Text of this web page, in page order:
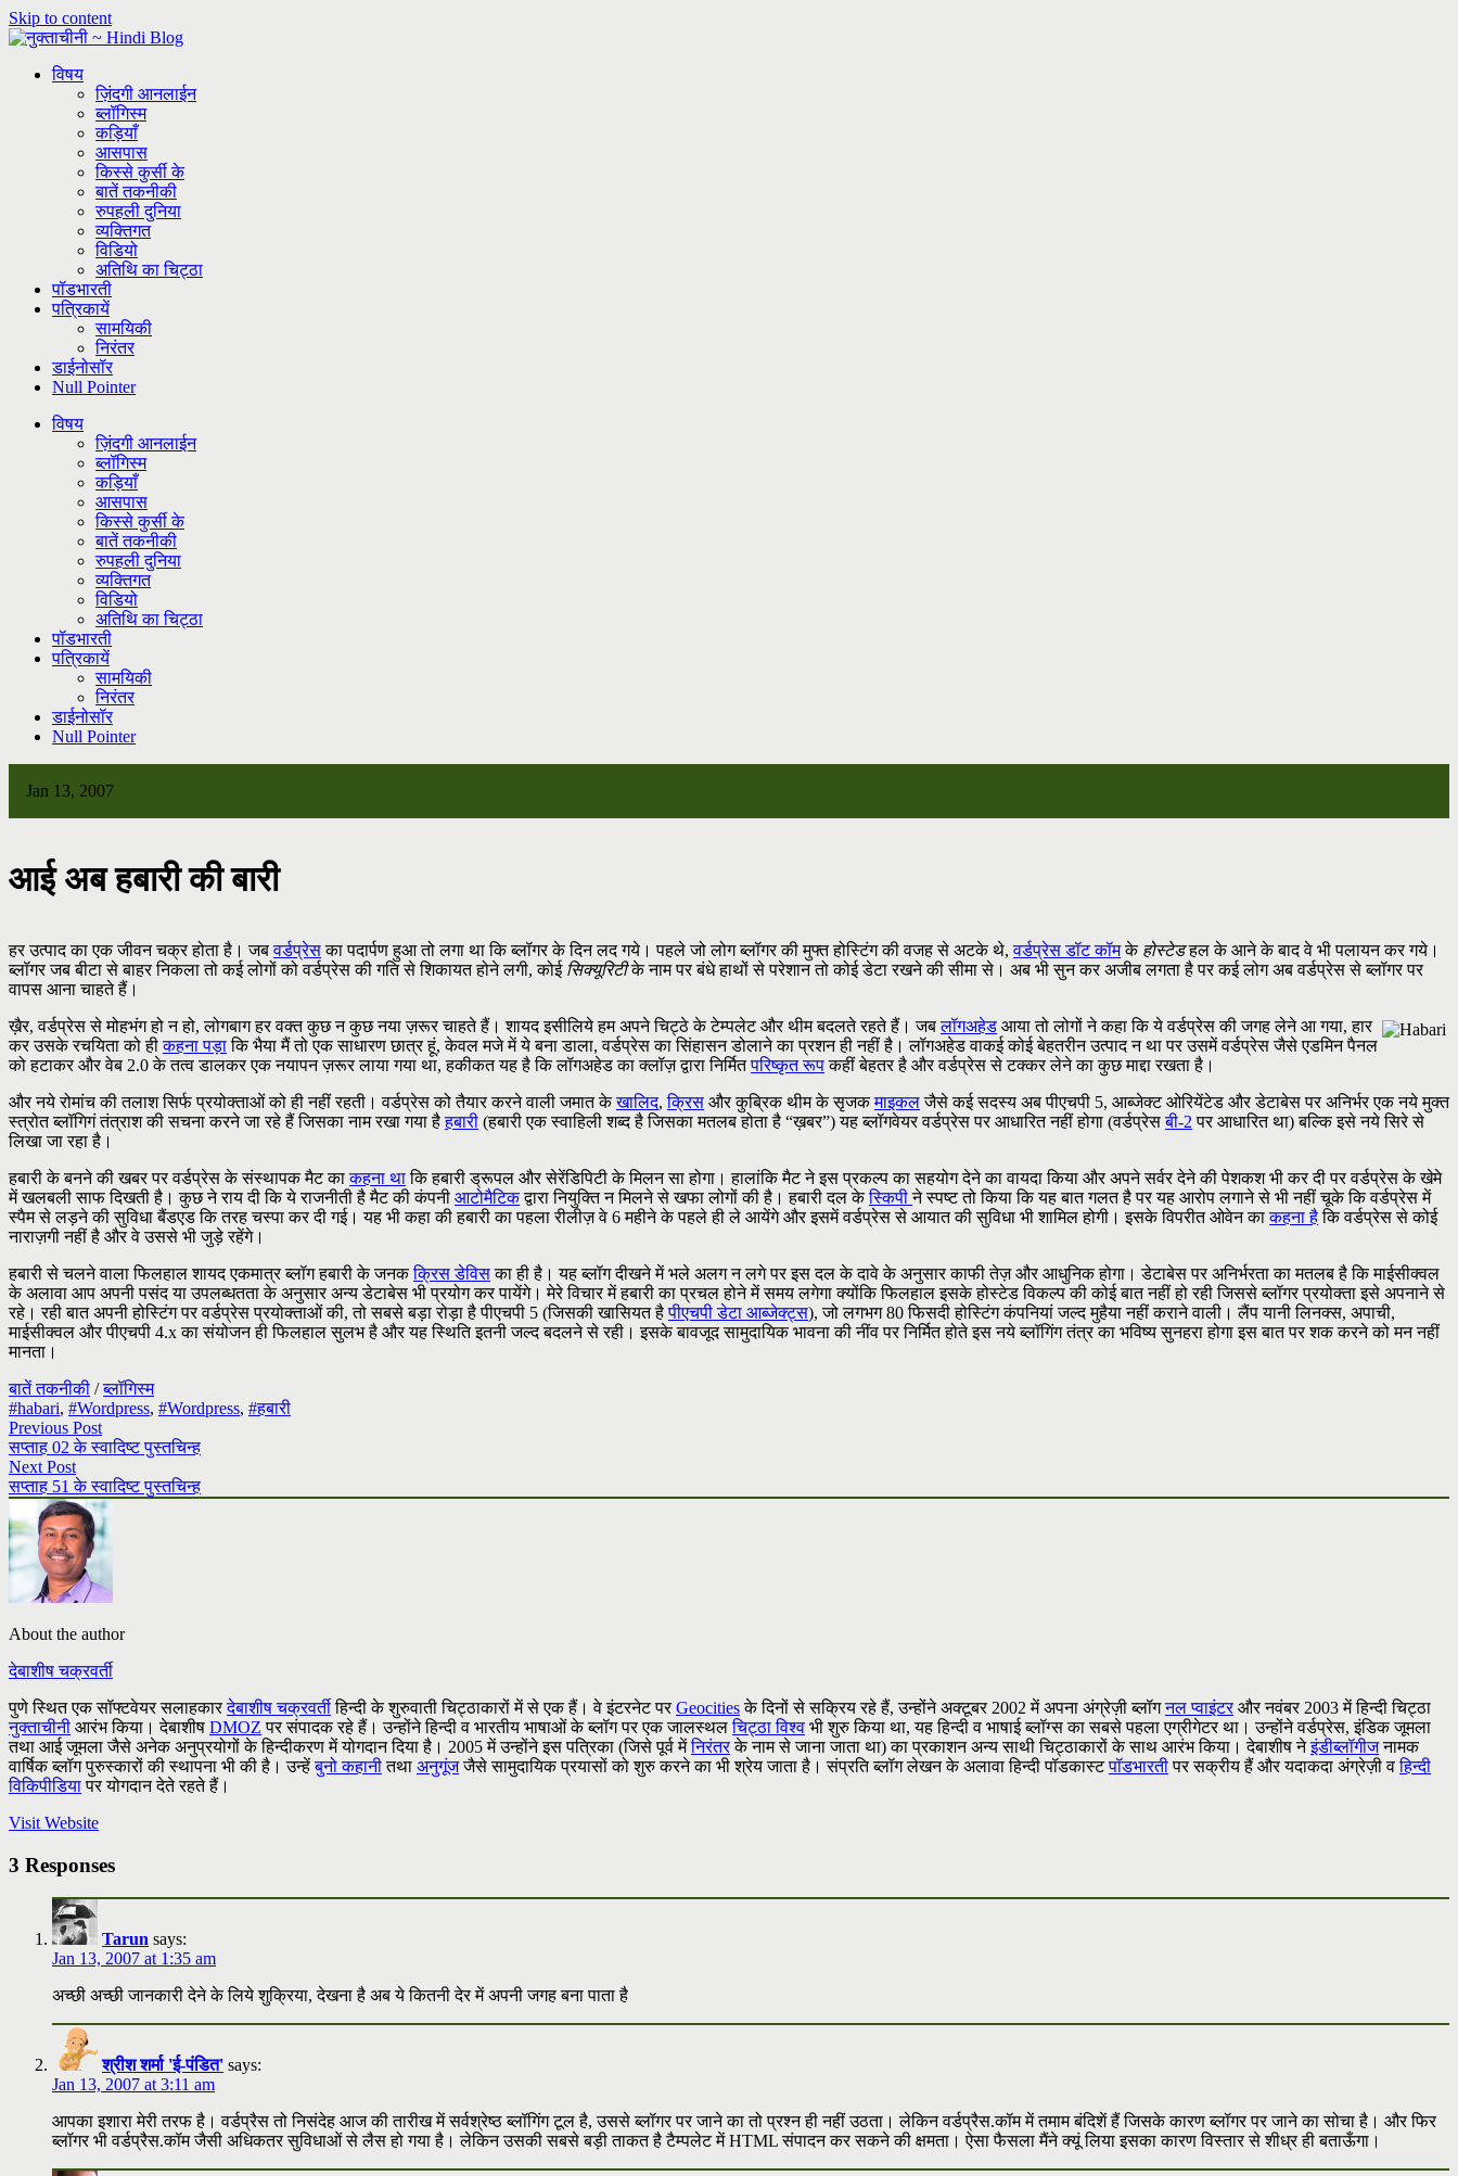
Skip to content
विषय
ज़िंदगी आनलाईन
ब्लॉगिस्म
कड़ियाँ
आसपास
किस्से कुर्सी के
बातें तकनीकी
रुपहली दुनिया
व्यक्तिगत
विडियो
अतिथि का चिट्ठा
पॉडभारती
पत्रिकायें
सामयिकी
निरंतर
डाईनोसॉर
Null Pointer
विषय
ज़िंदगी आनलाईन
ब्लॉगिस्म
कड़ियाँ
आसपास
किस्से कुर्सी के
बातें तकनीकी
रुपहली दुनिया
व्यक्तिगत
विडियो
अतिथि का चिट्ठा
पॉडभारती
पत्रिकायें
सामयिकी
निरंतर
डाईनोसॉर
Null Pointer
Jan 13, 2007
आई अब हबारी की बारी
हर उत्पाद का एक जीवन चक्र होता है। जबवर्डप्रेसका पदार्पण हुआ तो लगा था कि ब्लॉगर के दिन लद गये। पहले जो लोग ब्लॉगर की मुफ्त होस्टिंग की वजह से अटके थे,वर्डप्रेस डॉट कॉमके होस्टेडहल के आने के बाद वे भी पलायन कर गये।
ब्लॉगर जब बीटा से बाहर निकला तो कई लोगों को वर्डप्रेस की गति से शिकायत होने लगी, कोई सिक्यूरिटीके नाम पर बंधे हाथों से परेशान तो कोई डेटा रखने की सीमा से। अब भी सुन कर अजीब लगता है पर कई लोग अब वर्डप्रेस से ब्लॉगर पर
वापस आना चाहते हैं।
ख़ैर, वर्डप्रेस सेमोहभंग हो न हो, लोगबाग हर वक्त कुछ न कुछ नया ज़रूर चाहते हैं। शायद इसीलिये हम अपने चिट्ठे के टेम्पलेट और थीम बदलते रहते हैं। जबलॉगअहेड आया तो लोगों ने कहा कि ये वर्डप्रेस की जगह लेने आ गया, हार
कर उसके रचयिता को हीकहना पड़ाकि भैया मैं तो एक साधारण छात्र हूं, केवल मजे में ये बना डाला, वर्डप्रेस का सिंहासन डोलाने का प्रशन ही नहीं है। लॉगअहेड वाकई कोई बेहतरीन उत्पाद न था पर उसमें वर्डप्रेस जैसे एडमिन पैनल
को हटाकर और वेब 2.0 के तत्व डालकर एक नयापन ज़रूर लाया गया था, हकीकत यह है कि लॉगअहेड का क्लॉज़ द्वारा निर्मितपरिष्कृत रूपकहीं बेहतर है और वर्डप्रेस से टक्कर लेने का कुछ माद्दा रखता है।
और नये रोमांच की तलाश सिर्फ प्रयोक्ताओं को ही नहीं रहती। वर्डप्रेस को तैयार करने वाली जमात केखालिद,क्रिस और कुब्रिक थीम के सृजकमाइकलजैसे कई सदस्य अब पीएचपी 5, आब्जेक्ट ओरियेंटेड और डेटाबेस पर अनिर्भर एक नये मुक्त
स्त्रोत ब्लॉगिगं तंत्राश की सचना करने जा रहे हैं जिसका नाम रखा गया हैहबारी (हबारी एक स्वाहिली शब्द है जिसका मतलब होता है “ख़बर”) यह ब्लॉगवेयर वर्डप्रेस पर आधारित नहीं होगा (वर्डप्रेसबी-2 पर आधारित था) बल्कि इसे नये सिरे से
लिखा जा रहा है।
हबारी के बनने की खबर पर वर्डप्रेस के संस्थापक मैट काकहना थाकि हबारी ड्रूपल और सेरेंडिपिटी के मिलन सा होगा। हालांकि मैट ने इस प्रकल्प का सहयोग देने का वायदा किया और अपने सर्वर देने की पेशकश भी कर दी पर वर्डप्रेस के खेमे
में खलबली साफ दिखती है। कुछ ने राय दी कि ये राजनीती है मैट की कंपनी आटोमैटिकद्वारा नियुक्ति न मिलने से खफा लोगों की है। हबारी दल केस्किपीने स्पष्ट तो किया कि यह बात गलत है पर यह आरोप लगाने से भी नहीं चूके कि वर्डप्रेस में
स्पैम से लड़ने की सुविधा बैंडएड कि तरह चस्पा कर दी गई। यह भी कहा की हबारी का पहला रीलीज़ वे 6 महीने के पहले ही ले आयेंगे और इसमें वर्डप्रेस से आयात की सुविधा भी शामिल होगी। इसके विपरीत ओवेन काकहना हैकि वर्डप्रेस से कोई
नाराज़गी नहीं है और वे उससे भी जुड़े रहेंगे।
हबारी से चलने वाला फिलहाल शायद एकमात्र ब्लॉग हबारी के जनकक्रिस डेविसका ही है। यह ब्लॉग दीखने में भले अलग न लगे पर इस दल के दावे के अनुसार काफी तेज़ और आधुनिक होगा। डेटाबेस पर अनिर्भरता का मतलब है कि माईसीक्वल
के अलावा आप अपनी पसंद या उपलब्धतता के अनुसार अन्य डेटाबेस भी प्रयोग कर पायेंगे। मेरे विचार में हबारी का प्रचल होने में समय लगेगा क्योंकि फिलहाल इसके होस्टेड विकल्प की कोई बात नहीं हो रही जिससे ब्लॉगर प्रयोक्ता इसे अपनाने से
रहे। रही बात अपनी होस्टिंग पर वर्डप्रेस प्रयोक्ताओं की, तो सबसे बड़ा रोड़ा है पीएचपी 5 (जिसकी खासियत हैपीएचपी डेटा आब्जेक्ट्स), जो लगभग 80 फिसदी होस्टिंग कंपनियां जल्द मुहैया नहीं कराने वाली। लैंप यानी लिनक्स, अपाची,
माईसीक्वल और पीएचपी 4.x का संयोजन ही फिलहाल सुलभ है और यह स्थिति इतनी जल्द बदलने से रही। इसके बावजूद सामुदायिक भावना की नींव पर निर्मित होते इस नये ब्लॉगिंग तंत्र का भविष्य सुनहरा होगा इस बात पर शक करने को मन नहीं
मानता।
बातें तकनीकी /ब्लॉगिस्म
#habari, #Wordpress, #Wordpress, #हबारी
Previous Post
सप्ताह 02 के स्वादिष्ट पुस्तचिन्ह
Next Post
सप्ताह 51 के स्वादिष्ट पुस्तचिन्ह
About the author
देबाशीष चक्रवर्ती
पुणे स्थित एक सॉफ्टवेयर सलाहकारदेबाशीष चक्रवर्तीहिन्दी के शुरुवाती चिट्ठाकारों में से एक हैं। वे इंटरनेट परGeocitiesके दिनों से सक्रिय रहे हैं, उन्होंने अक्टूबर 2002 में अपना अंग्रेज़ी ब्लॉगनल प्वाइंटरऔर नवंबर 2003 में हिन्दी चिट्ठा
नुक्ताचीनी आरंभ किया। देबाशीष DMOZ पर संपादक रहे हैं। उन्होंने हिन्दी व भारतीय भाषाओं के ब्लॉग पर एक जालस्थलचिट्ठा विश्व भी शुरु किया था, यह हिन्दी व भाषाई ब्लॉग्स का सबसे पहला एग्रीगेटर था। उन्होंने वर्डप्रेस, इंडिक जूमला
तथा आई जूमला जैसे अनेक अनुप्रयोगों के हिन्दीकरण में योगदान दिया है। 2005 में उन्होंने इस पत्रिका (जिसे पूर्व मेंनिरंतरके नाम से जाना जाता था) का प्रकाशन अन्य साथी चिट्ठाकारों के साथ आरंभ किया। देबाशीष नेइंडीब्लॉगीजनामक
वार्षिक ब्लॉग पुरुस्कारों की स्थापना भी की है। उन्हेंबुनो कहानीतथा अनुगूंजजैसे सामुदायिक प्रयासों को शुरु करने का भी श्रेय जाता है। संप्रति ब्लॉग लेखन के अलावा हिन्दी पॉडकास्टपॉडभारतीपर सक्रीय हैं और यदाकदा अंग्रेज़ी वहिन्दी
विकिपीडियापर योगदान देते रहते हैं।
Visit Website
3 Responses
Tarun says:
Jan 13, 2007 at 1:35 am
अच्छी अच्छी जानकारी देने के लिये शुक्रिया, देखना है अब ये कितनी देर में अपनी जगह बना पाता है
श्रीश शर्मा 'ई-पंडित' says:
Jan 13, 2007 at 3:11 am
आपका इशारा मेरी तरफ है। वर्डप्रैस तो निसंदेह आज की तारीख में सर्वश्रेष्ठ ब्लॉगिंग टूल है, उससे ब्लॉगर पर जाने का तो प्रश्न ही नहीं उठता। लेकिन वर्डप्रैस.कॉम में तमाम बंदिशें हैं जिसके कारण ब्लॉगर पर जाने का सोचा है। और फिर
ब्लॉगर भी वर्डप्रैस.कॉम जैसी अधिकतर सुविधाओं से लैस हो गया है। लेकिन उसकी सबसे बड़ी ताकत है टैम्पलेट में HTML संपादन कर सकने की क्षमता। ऐसा फैसला मैंने क्यूं लिया इसका कारण विस्तार से शीध्र ही बताऊँगा।